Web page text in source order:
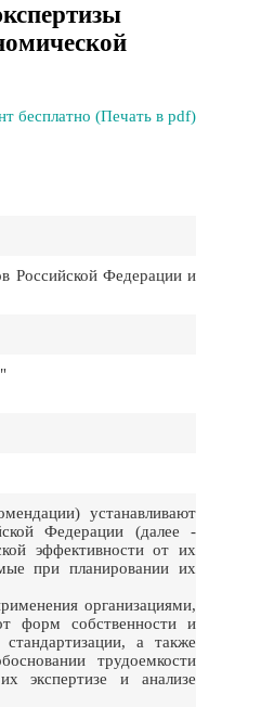
бесплатно (Печать в pdf)
Российской Федерации и
устанавливают
Федерации (далее -
эффективности от их
при планировании их
организациями,
форм собственности и
а также
трудоемкости
экспертизе и анализе